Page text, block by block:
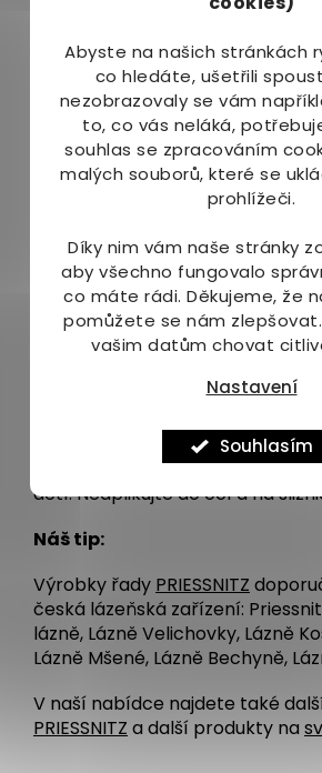
Abyste na našich stránkách
co hledáte, ušetřili
nezobrazovaly se vám
to, co vás neláká,
souhlas se zpracováním
malých souborů, které se
prohlížeči.
Díky nim vám naše stránky
aby všechno fungovalo
co máte rádi. Děkujeme, že
pomůžete se nám
vašim datům chovat
Nastavení
Souhlasím
Oleoresin , Isopropyl Myristate,
Alcohol, Dimethicone,
3 Myristate, Polyglyceryl-
Polyacrylate-13, Polyisobutene,
Ethoxydiglycol, Boswellia
Ceteareth-25, Pinus Pumilio Oil,
Methyl-, Ethyl-, Propyl-,
Nicotinate.
Jak používat:
Přiměřené množství tělového
Hřejivé mazání DE LUXE
bolestivé místo. Účinky
intenzivnější, když na místo
Pouze pro zevní použití.
dětí. Neaplikujte do očí a na
Náš tip:
Výrobky řady PRIESSNITZ
česká lázeňská zařízení:
lázně, Lázně Velichovky, Lázně
Lázně Mšené, Lázně Bechyně,
V naší nabídce najdete také
PRIESSNITZ a další produkty na